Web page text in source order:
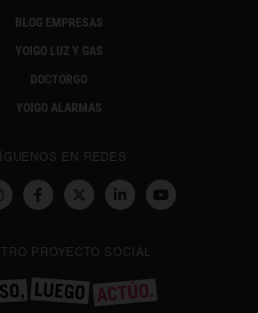
BLOG EMPRESAS
YOIGO LUZ Y GAS
DOCTORGO
YOIGO ALARMAS
EN REDES
PROYECTO SOCIAL